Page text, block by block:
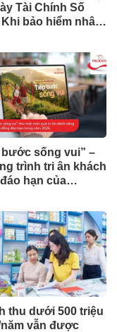
Tài Chính Số
Khi bảo hiểm nhân
hội thoại tài
số
bước sống vui” –
trình tri ân khách
hạn của
thu dưới 500 triệu
vẫn được